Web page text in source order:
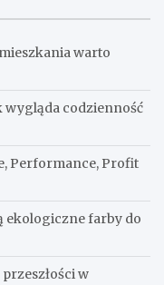
warto
wygląda codzienność
Performance, Profit
ekologiczne farby do
w